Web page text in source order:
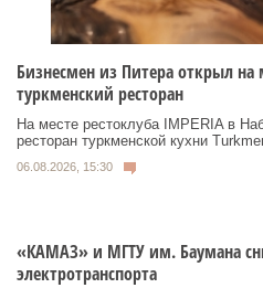
Бизнесмен из Питера открыл на
туркменский ресторан
На месте рестоклуба IMPERIA в
ресторан туркменской кухни
06.08.2026, 15:30
«КАМАЗ» и МГТУ им. Баумана
электротранспорта